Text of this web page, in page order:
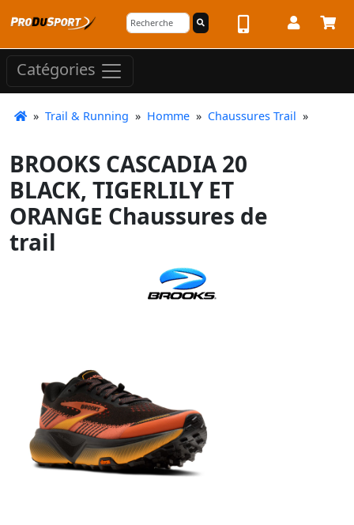
Catégories
» Trail & Running » Homme » Chaussures Trail »
BROOKS CASCADIA 20
BLACK, TIGERLILY ET
ORANGE Chaussures de
trail